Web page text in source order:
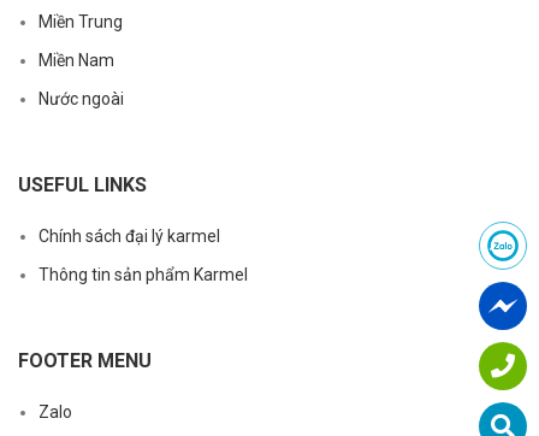
Miền Trung
Miền Nam
Nước ngoài
USEFUL LINKS
Chính sách đại lý karmel
Thông tin sản phẩm Karmel
FOOTER MENU
Zalo